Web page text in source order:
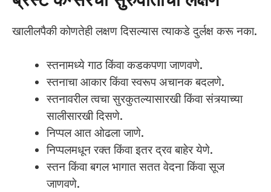
खालीलपैकी कोणतेही लक्षण दिसल्यास त्याकडे दुर्लक्ष करू नका.
स्तनामध्ये गाठ किंवा कडकपणा जाणवणे.
स्तनाचा आकार किंवा स्वरूप अचानक बदलणे.
स्तनावरील त्वचा सुरकुतल्यासारखी किंवा संत्र्याच्या
सालीसारखी दिसणे.
निप्पल आत ओढला जाणे.
निप्पलमधून रक्त किंवा इतर द्रव बाहेर येणे.
स्तन किंवा बगल भागात सतत वेदना किंवा सूज
जाणवणे.